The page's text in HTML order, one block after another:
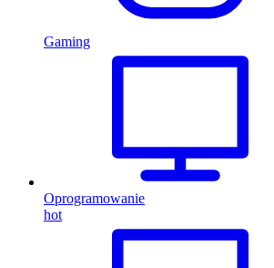
Gaming
Oprogramowanie
hot